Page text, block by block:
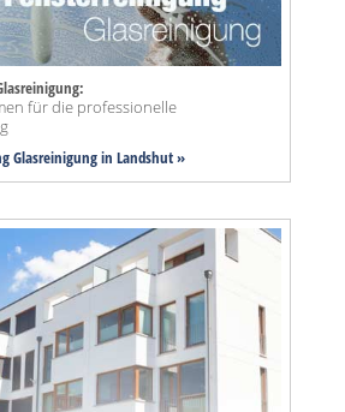
für die professionelle
Glasreinigung in Landshut »